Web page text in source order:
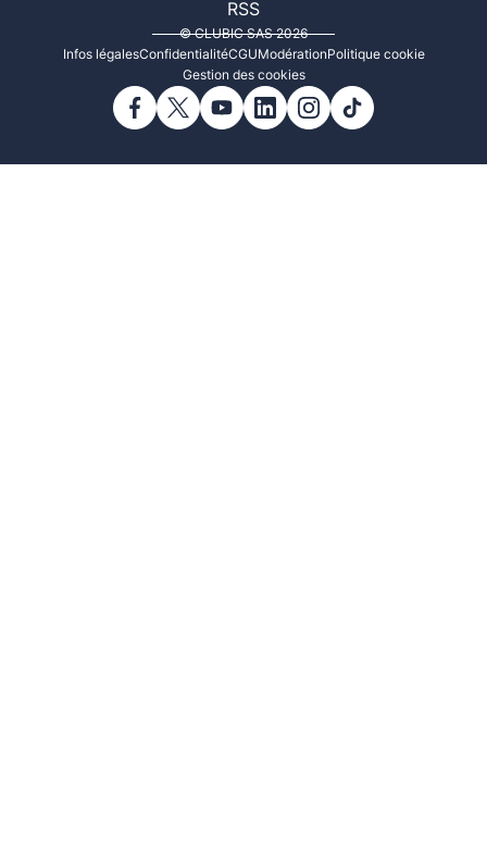
RSS
© CLUBIC SAS 2026
Infos légalesConfidentialitéCGUModérationPolitique cookie
Gestion des cookies